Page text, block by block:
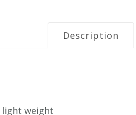
Description
light weight